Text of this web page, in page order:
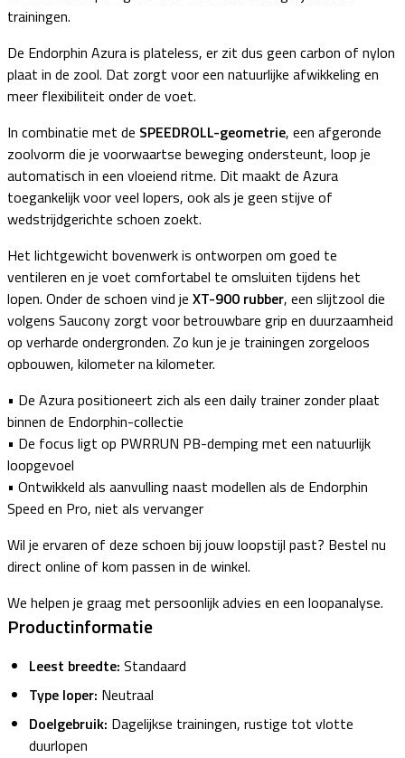
trainingen.
De Endorphin Azura is plateless, er zit dus geen carbon of nylon
plaat in de zool. Dat zorgt voor een natuurlijke afwikkeling en
meer flexibiliteit onder de voet.
In combinatie met de SPEEDROLL-geometrie, een afgeronde
zoolvorm die je voorwaartse beweging ondersteunt, loop je
automatisch in een vloeiend ritme. Dit maakt de Azura
toegankelijk voor veel lopers, ook als je geen stijve of
wedstrijdgerichte schoen zoekt.
Het lichtgewicht bovenwerk is ontworpen om goed te
ventileren en je voet comfortabel te omsluiten tijdens het
lopen. Onder de schoen vind je XT-900 rubber, een slijtzool die
volgens Saucony zorgt voor betrouwbare grip en duurzaamheid
op verharde ondergronden. Zo kun je je trainingen zorgeloos
opbouwen, kilometer na kilometer.
• De Azura positioneert zich als een daily trainer zonder plaat
binnen de Endorphin-collectie
• De focus ligt op PWRRUN PB-demping met een natuurlijk
loopgevoel
• Ontwikkeld als aanvulling naast modellen als de Endorphin
Speed en Pro, niet als vervanger
Wil je ervaren of deze schoen bij jouw loopstijl past? Bestel nu
direct online of kom passen in de winkel.
We helpen je graag met persoonlijk advies en een loopanalyse.
Productinformatie
Leest breedte: Standaard
Type loper: Neutraal
Doelgebruik: Dagelijkse trainingen, rustige tot vlotte
duurlopen